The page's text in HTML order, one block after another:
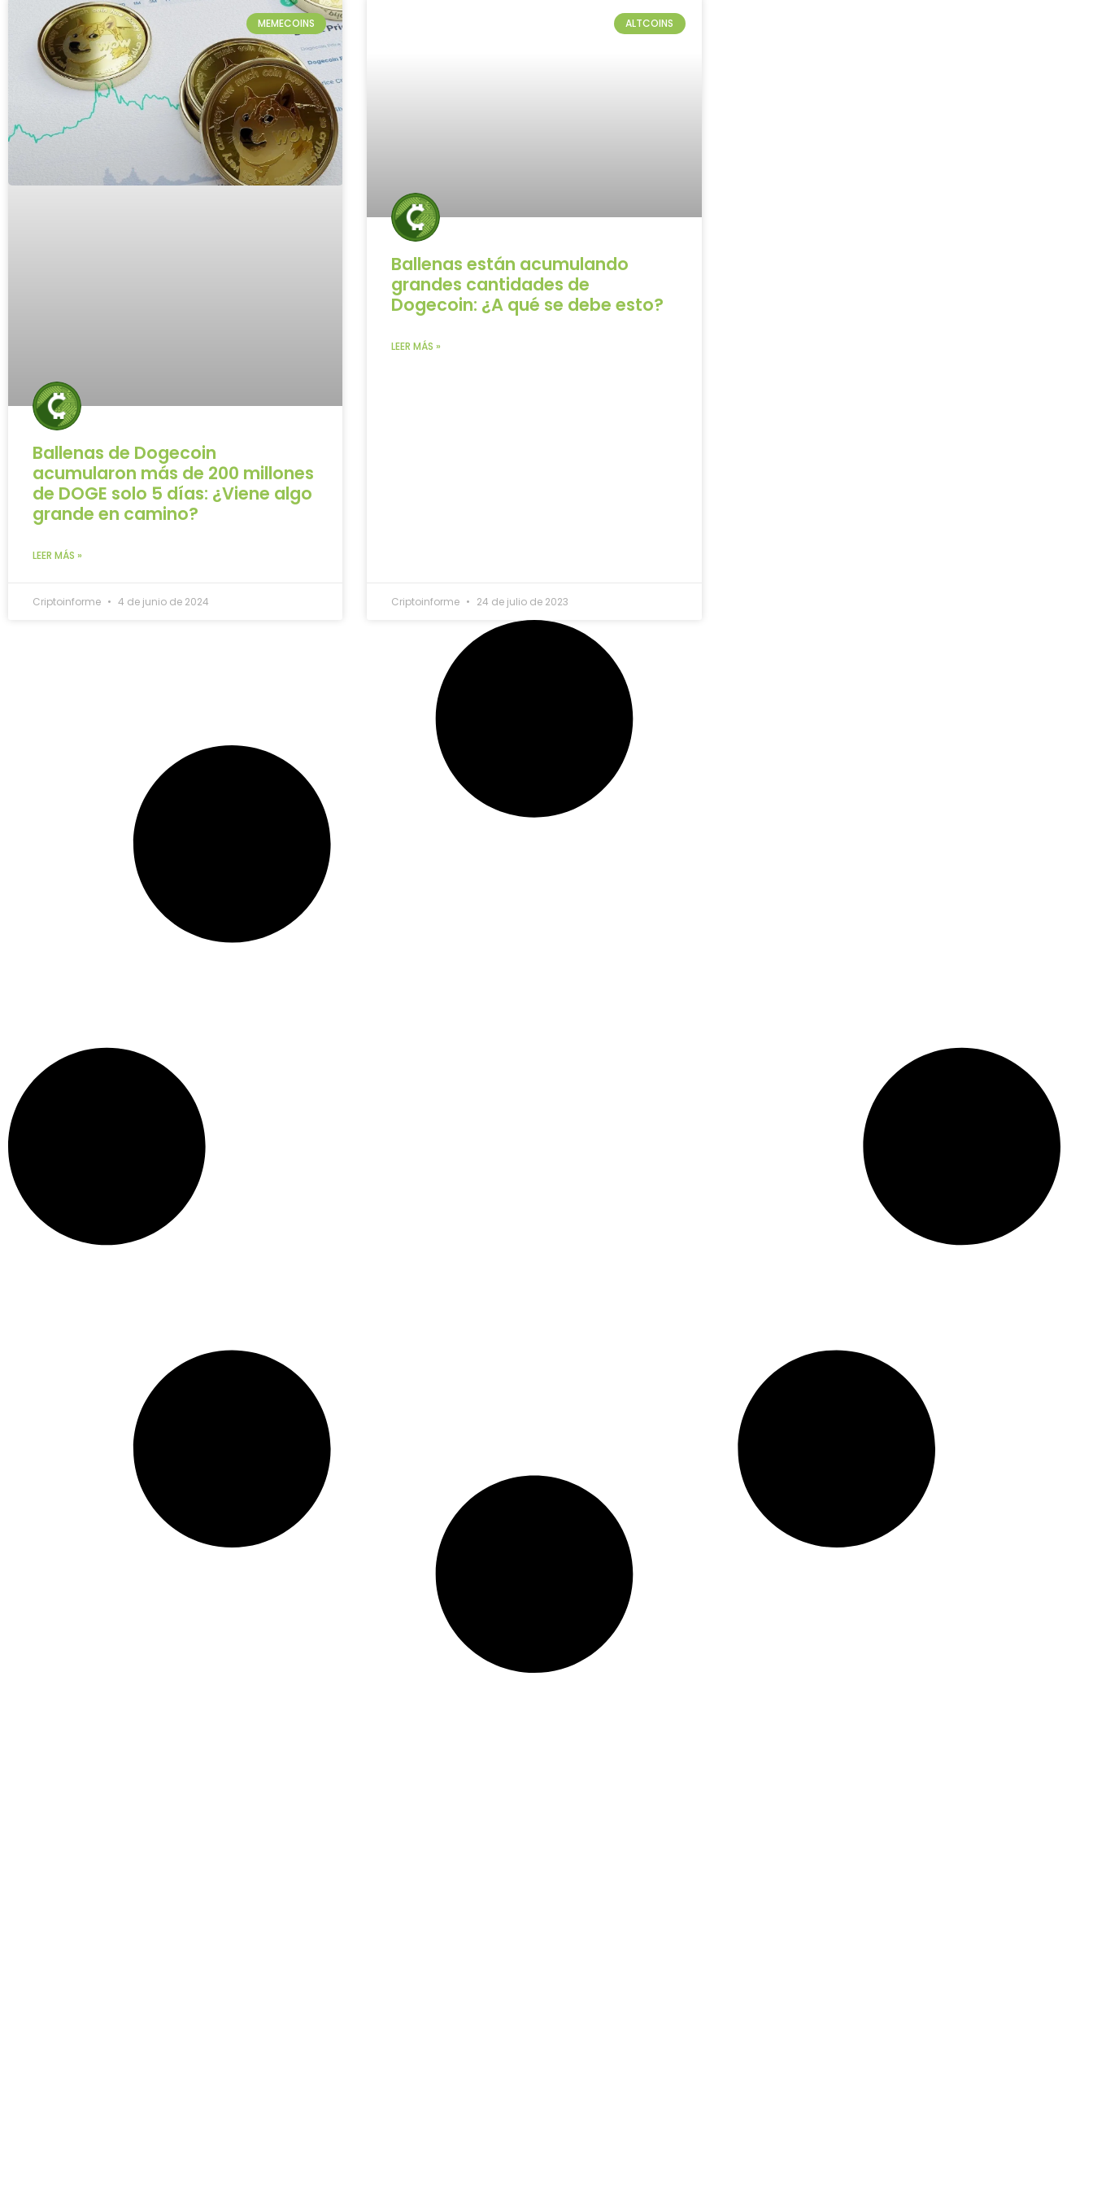
MEMECOINS
Ballenas de Dogecoin
acumularon más de 200 millones
de DOGE solo 5 días: ¿Viene algo
grande en camino?
LEER MÁS »
Criptoinforme 4 de junio de 2024
ALTCOINS
Ballenas están acumulando
grandes cantidades de
Dogecoin: ¿A qué se debe esto?
LEER MÁS »
Criptoinforme 24 de julio de 2023